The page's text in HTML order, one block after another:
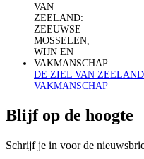
DE ZIEL VAN
VAKMANSCHAP
Blijf op de hoogte
Schrijf je in voor de